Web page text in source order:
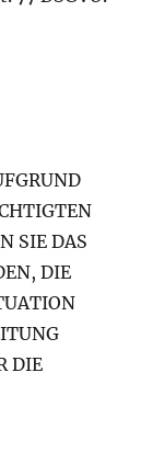
SIE DAS
DIE
DIE